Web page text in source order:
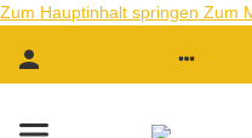
Zum Hauptinhalt springen Zum